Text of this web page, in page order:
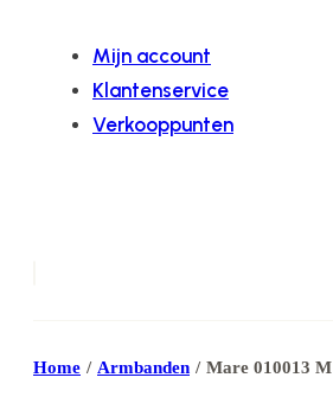
Mijn account
Klantenservice
Verkooppunten
Home / Armbanden / Mare 010013 M